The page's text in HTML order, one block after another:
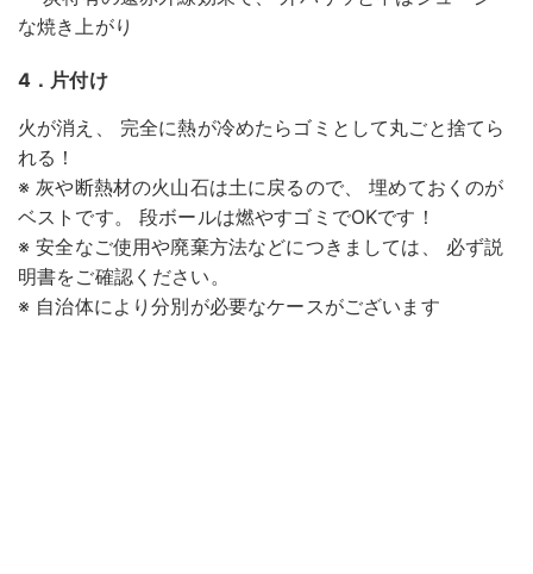
な焼き上がり
4．片付け
火が消え、 完全に熱が冷めたらゴミとして丸ごと捨てら
れる！
※ 灰や断熱材の火山石は土に戻るので、 埋めておくのが
ベストです。 段ボールは燃やすゴミでOKです！
※ 安全なご使用や廃棄方法などにつきましては、 必ず説
明書をご確認ください。
※ 自治体により分別が必要なケースがございます